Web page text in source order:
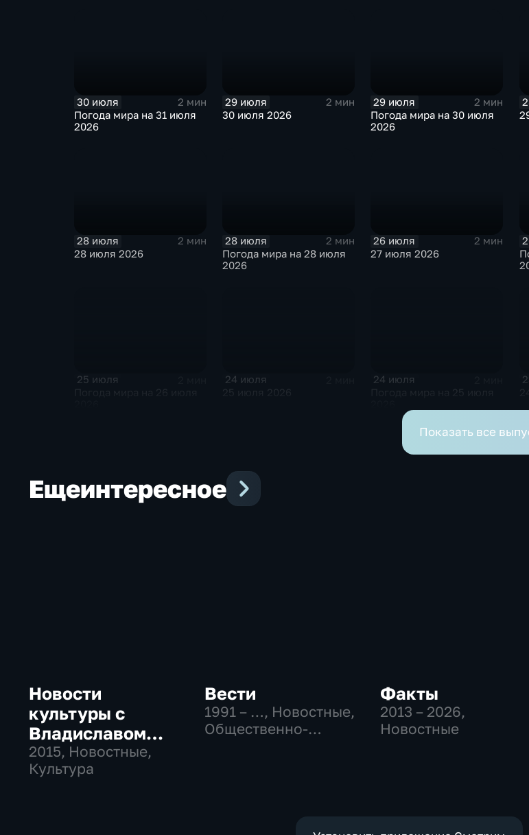
30 июля
2 мин
Погода мира на 31 июля
2026
29 июля
2 мин
30 июля 2026
29 июля
2 мин
Погода мира на 30 июля
2026
28 июля
2 мин
28 июля 2026
28 июля
2 мин
Погода мира на 28 июля
2026
26 июля
2 мин
27 июля 2026
25 июля 24 июля 24 июля
Показать все
Ещеинтересное
Новости
культуры с
Владиславом
Флярковским
2015, Новостные,
Культура
Вести
1991 – …, Новостные,
Общественно-
Факты
2013 – 2026,
Новостные